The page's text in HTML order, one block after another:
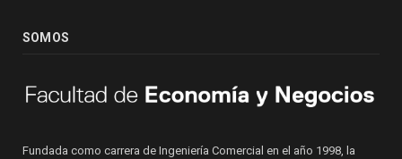
SOMOS
Fundada como carrera de Ingeniería Comercial en el año 1998, la